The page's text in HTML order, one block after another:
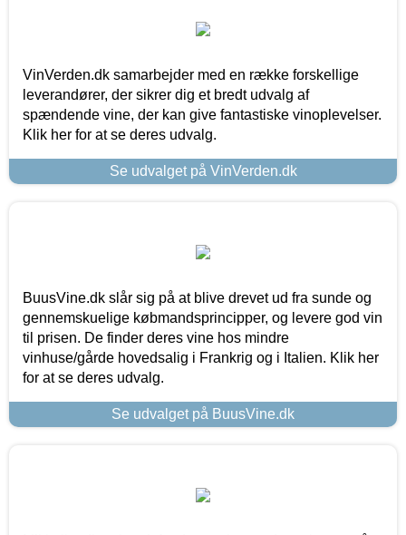
VinVerden.dk samarbejder med en række forskellige
leverandører, der sikrer dig et bredt udvalg af
spændende vine, der kan give fantastiske vinoplevelser.
Klik her for at se deres udvalg.
Se udvalget på VinVerden.dk
BuusVine.dk slår sig på at blive drevet ud fra sunde og
gennemskuelige købmandsprincipper, og levere god vin
til prisen. De finder deres vine hos mindre
vinhuse/gårde hovedsalig i Frankrig og i Italien. Klik her
for at se deres udvalg.
Se udvalget på BuusVine.dk